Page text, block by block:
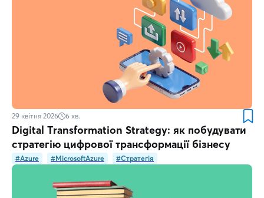
29 квітня 2026 6 хв.
Digital Transformation Strategy: як побудувати
стратегію цифрової трансформації бізнесу
#Azure #MicrosoftAzure #Стратегія